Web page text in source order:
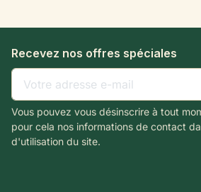
Recevez nos offres spéciales
Vous pouvez vous désinscrire à tout
pour cela nos informations de contact
d'utilisation du site.